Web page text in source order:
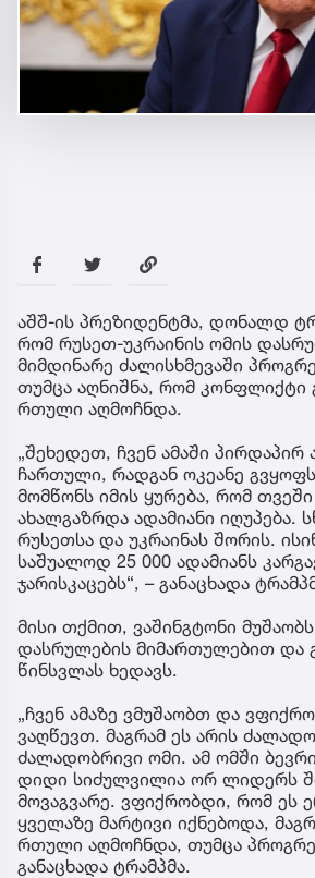
აშშ-ის პრეზიდენტმა, დონალდ
რომ რუსეთ-უკრაინის ომის
მიმდინარე ძალისხმევაში
თუმცა აღნიშნა, რომ კონფლიქტი
რთული აღმოჩნდა.
„შეხედეთ, ჩვენ ამაში პირდაპირ
ჩართული, რადგან ოკეანე
მომწონს იმის ყურება, რომ თვეში
ახალგაზრდა ადამიანი იღუპება.
რუსეთსა და უკრაინას შორის.
საშუალოდ 25 000 ადამიანს
ჯარისკაცებს“, – განაცხადა
მისი თქმით, ვაშინგტონი
დასრულების მიმართულებით და
წინსვლას ხედავს.
„ჩვენ ამაზე ვმუშაობთ და
ვაღწევთ. მაგრამ ეს არის
ძალადობრივი ომი. ამ ომში
დიდი სიძულვილია ორ ლიდერს
მოვაგვარე. ვფიქრობდი, რომ ეს
ყველაზე მარტივი იქნებოდა,
რთული აღმოჩნდა, თუმცა
განაცხადა ტრამპმა.